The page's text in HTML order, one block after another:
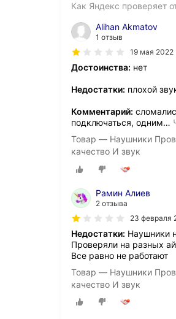
Как Яндекс проверяет
Alihan Akmatov
1 отзыв
19 мая 2022
Достоинства: нет
Недостатки: плохой
Комментарий:
подключаться, одним…
Товар — Наушники
качество И звук
Рамин Алиев
2 отзыва
23 февраля
Недостатки: Наушники
Проверяли на разных
Все равно не работают
Товар — Наушники
качество И звук